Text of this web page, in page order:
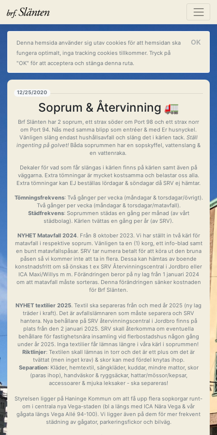
Denna hemsida använder sig utav cookies för att hemsidan ska
fungera optimalt, inga tracking cookies tillkommer. Tryck på
"OK" för att acceptera och stänga denna ruta.
OK
12/25/2020
Soprum & Återvinning 🚛
Brf Slänten har 2 soprum, ett strax söder om Port 98 och ett strax norr
om Port 94. Nås med samma blipp som entréer & med Er husnyckel.
Vänligen släng endast hushållsavfall och släng det i kärlen tack. Ställ
ingenting på golvet! Båda soprummen har en sopskyffel, vattenslang &
en vattenraka.
Dekaler för vad som får slängas i kärlen finns på kärlen samt även på
väggarna. Extra tömningar är mycket kostsamma och belastar oss alla.
Extra tömningar kan EJ beställas lördagar & söndagar då SRV ej hämtar.
Tömningsfrekvens: Två gånger per vecka (måndagar & torsdagar/övrigt).
Två gånger per vecka (måndagar & torsdagar/matavfall).
Städfrekvens: Soprummen städas en gång per månad (av vårt
städbolag). Kärlen tvättas en gång per år (av SRV).
NYHET Matavfall 2024. Från 8 oktober 2023. Vi har ställt in två kärl för
matavfall i respektive soprum. Vänligen ta en (1) korg, ett info-blad samt
en bunt matavfallspåsar. SRV tar numera betalt för att köra ut den bruna
påsen så vi kommer inte att ta in flera. Dessa kan hämtas av boende
konstnadsfritt om så önskas t ex SRV Återvinningscentral i Jordbro eller
ICA Maxi/Willys m m. Förändringen beror på ny lag från 1 januari 2024
om att matavfall måste sorteras. Denna förändringen sänker kostnaden
för Brf Slänten.
NYHET textilier 2025. Textil ska separeras från och med år 2025 (ny lag
träder i kraft). Det är avfallslämnaren som måste separera och SRV
hantera. Nya behållare på SRV återvinningscentral i Jordbro finns på
plats från den 2 januari 2025. SRV skall återkomma om eventuella
behållare för fastighetsnära insamling vid flerbostadshus någon gång
under år 2025. Inga textilier får lämnas längre i våra kärl i soprummen!
Riktlinjer: Textilen skall lämnas in torr och det är ett plus om det är
tvättat (men inget krav) & skor kan med fördel knytas ihop.
Separation: Kläder, hemtextil, sängkläder, kuddar, mindre mattor, skor
(paras ihop), handväskor & ryggsäckar, hattar/mössor/kepsar,
accessoarer & mjuka leksaker - ska separeras!
Styrelsen ligger på Haninge Kommun om att få upp flera sopkorgar runt-
om i centrala nya Vega-staden (bl a längs med ICA Nära Vega & vår
gågata längs Vega Allé 94-100). Vi ligger även på dem för mer frekvent
städning av gågator, parkeringsfickor och bilväg.